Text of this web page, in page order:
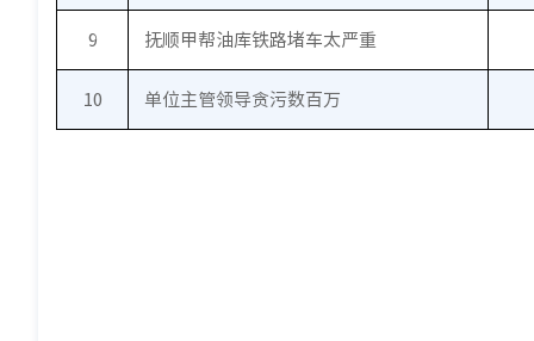
9 抚顺甲帮油库铁路堵车太严重
10 单位主管领导贪污数百万